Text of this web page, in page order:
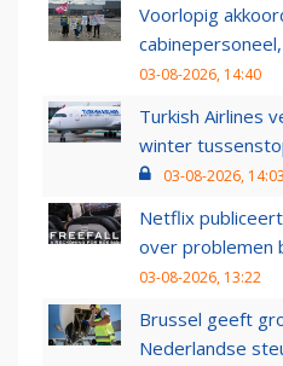
Voorlopig
03-08-2026, 14:40
Turkish Airlines
winter
03-08-2026, 14:03
Netflix
over problemen
03-08-2026, 13:22
Brussel geeft
Nederlandse